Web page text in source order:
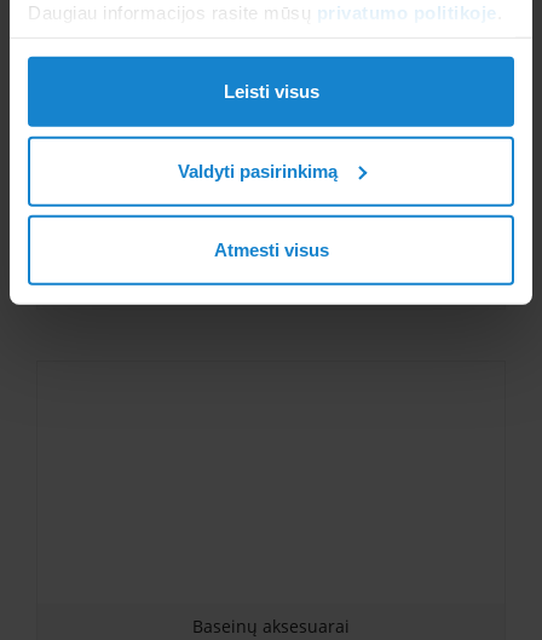
Daugiau informacijos rasite mūsų privatumo politikoje
Leisti visus
Valdyti pasirinkimą
Atmesti visus
Baseinų chemija
Baseinų aksesuarai